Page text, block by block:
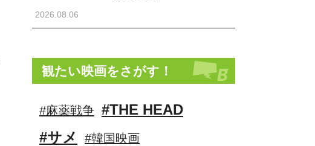
2026.08.06
観たい映画をさがす！
#麻薬戦争 #THE HEAD
#サメ
#韓国映画